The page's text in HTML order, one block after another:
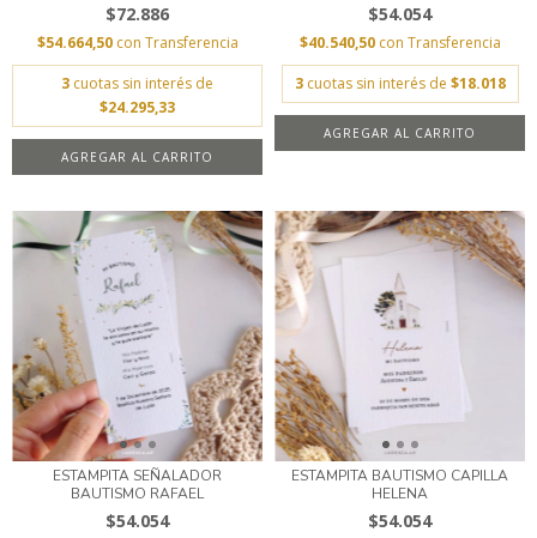
$72.886
$54.664,50 con Transferencia
3 cuotas sin interés de
$24.295,33
AGREGAR AL CARRITO
$54.054
$40.540,50 con Transferencia
3 cuotas sin interés de $18.018
AGREGAR AL CARRITO
ESTAMPITA SEÑALADOR
BAUTISMO RAFAEL
$54.054
ESTAMPITA BAUTISMO CAPILLA
HELENA
$54.054